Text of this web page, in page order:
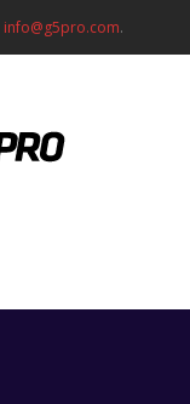
info@g5pro.com.